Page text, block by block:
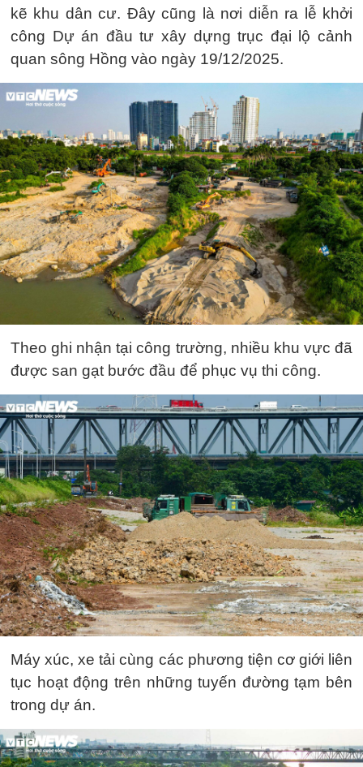
kẽ khu dân cư. Đây cũng là nơi diễn ra lễ khởi
công Dự án đầu tư xây dựng trục đại lộ cảnh
quan sông Hồng vào ngày 19/12/2025.
Theo ghi nhận tại công trường, nhiều khu vực đã
được san gạt bước đầu để phục vụ thi công.
Máy xúc, xe tải cùng các phương tiện cơ giới liên
tục hoạt động trên những tuyến đường tạm bên
trong dự án.